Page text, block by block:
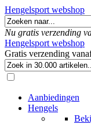
Hengelsport webshop
Nu gratis verzending
Hengelsport webshop
Gratis verzending
Aanbiedingen
Hengels